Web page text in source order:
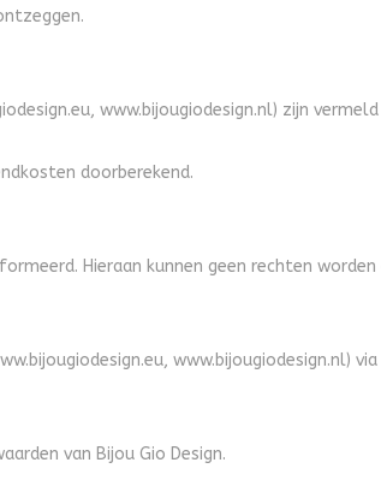
www.bijougiodesign.nl) zijn vermeld
doorberekend.
Hieraan kunnen geen rechten
www.bijougiodesign.nl)
van Bijou Gio Design.